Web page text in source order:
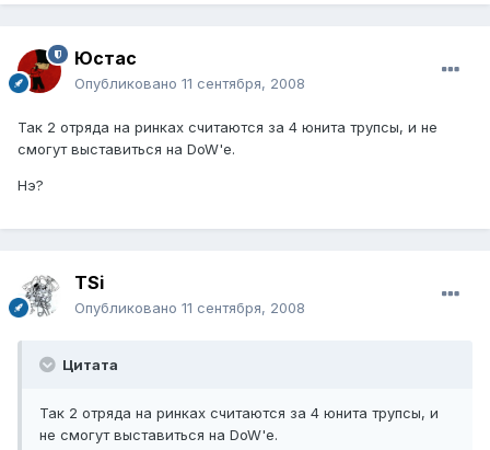
Юстаc
Опубликовано 11 сентября, 2008
Так 2 отряда на ринках считаются за 4 юнита трупсы, и не
смогут выставиться на DoW'е.
Нэ?
TSi
Опубликовано 11 сентября, 2008
Цитата
Так 2 отряда на ринках считаются за 4 юнита трупсы, и
не смогут выставиться на DoW'е.